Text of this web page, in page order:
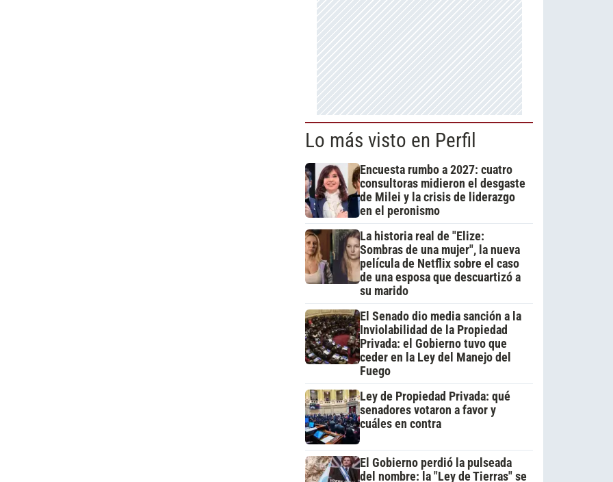
Lo más visto en Perfil
Encuesta rumbo a 2027: cuatro
consultoras midieron el desgaste
de Milei y la crisis de liderazgo
en el peronismo
La historia real de "Elize:
Sombras de una mujer", la nueva
película de Netflix sobre el caso
de una esposa que descuartizó a
su marido
El Senado dio media sanción a la
Inviolabilidad de la Propiedad
Privada: el Gobierno tuvo que
ceder en la Ley del Manejo del
Fuego
Ley de Propiedad Privada: qué
senadores votaron a favor y
cuáles en contra
El Gobierno perdió la pulseada
del nombre: la "Ley de Tierras" se